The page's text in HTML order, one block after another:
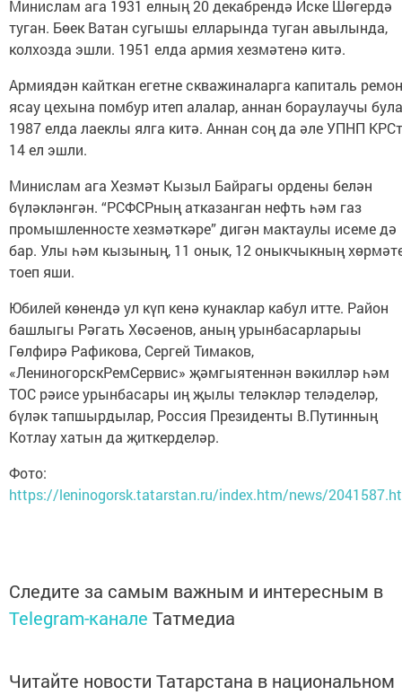
Минислам ага 1931 елның 20 декабрендә Иске Шөгердә
туган. Бөек Ватан сугышы елларында туган авылында,
колхозда эшли. 1951 елда армия хезмәтенә китә.
Армиядән кайткан егетне скважиналарга капиталь
ясау цехына помбур итеп алалар, аннан бораулаучы
1987 елда лаеклы ялга китә. Аннан соң да әле УПНП
14 ел эшли.
Минислам ага Хезмәт Кызыл Байрагы ордены белән
бүләкләнгән. “РСФСРның атказанган нефть һәм газ
промышленносте хезмәткәре” дигән мактаулы исеме дә
бар. Улы һәм кызының, 11 онык, 12 оныкчыкның
тоеп яши.
Юбилей көнендә ул күп кенә кунаклар кабул итте. Район
башлыгы Рәгать Хөсәенов, аның урынбасарларыы
Гөлфирә Рафикова, Сергей Тимаков,
«ЛениногорскРемСервис» җәмгыятеннән вәкилләр һәм
ТОС рәисе урынбасары иң җылы теләкләр теләделәр,
бүләк тапшырдылар, Россия Президенты В.Путинның
Котлау хатын да җиткерделәр.
Фото:
https://leninogorsk.tatarstan.ru/index.htm/news/
Следите за самым важным и интересным в
Telegram-канале Татмедиа
Читайте новости Татарстана в национальном